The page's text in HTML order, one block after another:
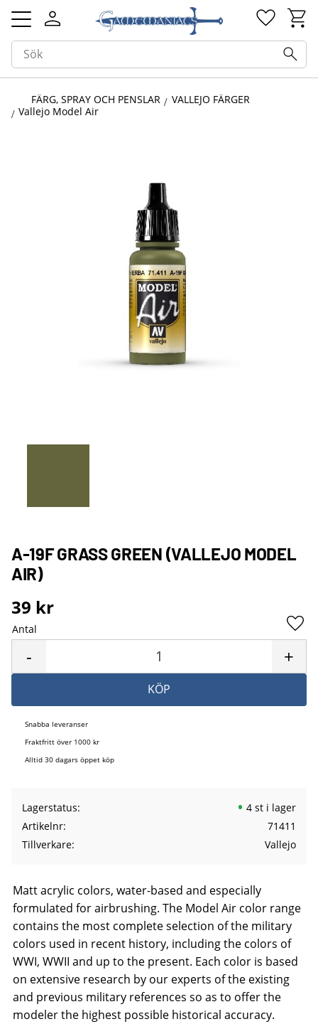
Meny
FÄRG, SPRAY OCH PENSLAR
VALLEJO FÄRGER
Vallejo Model Air
A-19F GRASS GREEN (VALLEJO MODEL
AIR)
39 kr
Antal
+
-
KÖP
Snabba leveranser
Fraktfritt över 1000 kr
Alltid 30 dagars öppet köp
Lagerstatus
4 st i lager
Artikelnr
71411
Tillverkare
Vallejo
Matt acrylic colors, water-based and especially
formulated for airbrushing. The Model Air color range
contains the most complete selection of the military
colors used in recent history, including the colors of
WWI, WWII and up to the present. Each color is based
on extensive research by our experts of the existing
and previous military references so as to offer the
modeler the highest possible historical accuracy.